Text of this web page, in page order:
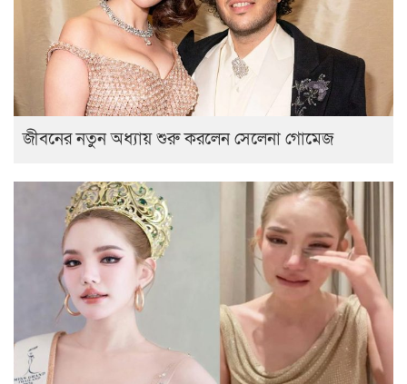
জীবনের নতুন অধ্যায় শুরু করলেন সেলেনা গোমেজ